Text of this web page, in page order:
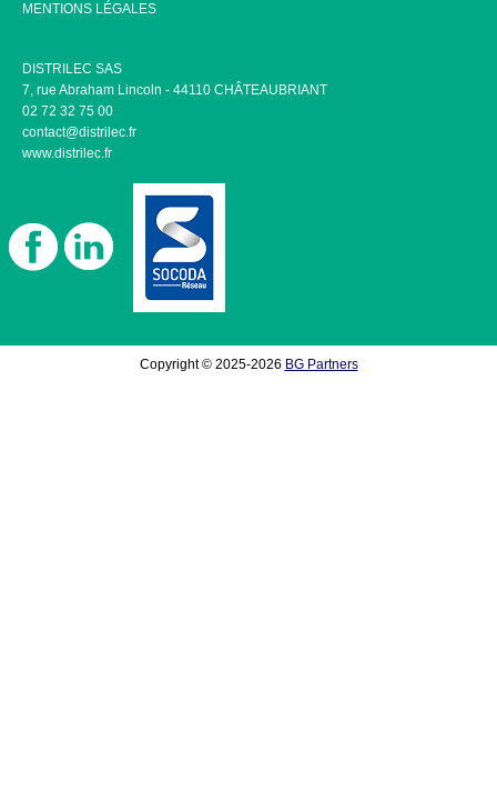
MENTIONS LÉGALES
DISTRILEC SAS
7, rue Abraham Lincoln - 44110 CHÂTEAUBRIANT
02 72 32 75 00
contact@distrilec.fr
www.distrilec.fr
Copyright © 2025-2026 BG Partners